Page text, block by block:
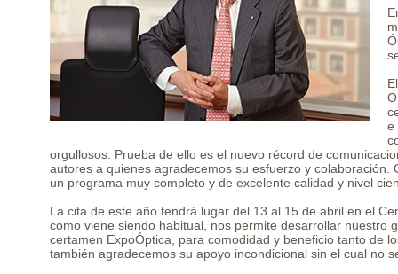
e
orgullosos. Prueba de ello es el nuevo récord de
autores a quienes agradecemos su esfuerzo y
un programa muy completo y de excelente calidad y nivel
La cita de este año tendrá lugar del 13 al 15 de abril en el
como viene siendo habitual, nos permite desarrollar nuestro
certamen ExpoÓptica, para comodidad y beneficio tanto de
también agradecemos su apoyo incondicional sin el cual no